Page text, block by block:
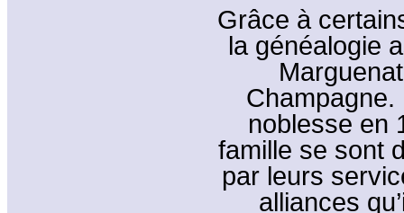
Grâce à
la généalogie
Champagne.
noblesse en
famille se sont
par leurs
alliances